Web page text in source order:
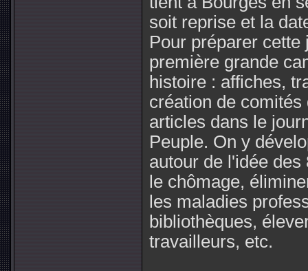
soit reprise et la
Pour préparer
première grande
histoire : affiches,
création de
articles dans le
Peuple. On y
autour de l'idée
le chômage,
les maladies
bibliothèques,
travailleurs, etc.